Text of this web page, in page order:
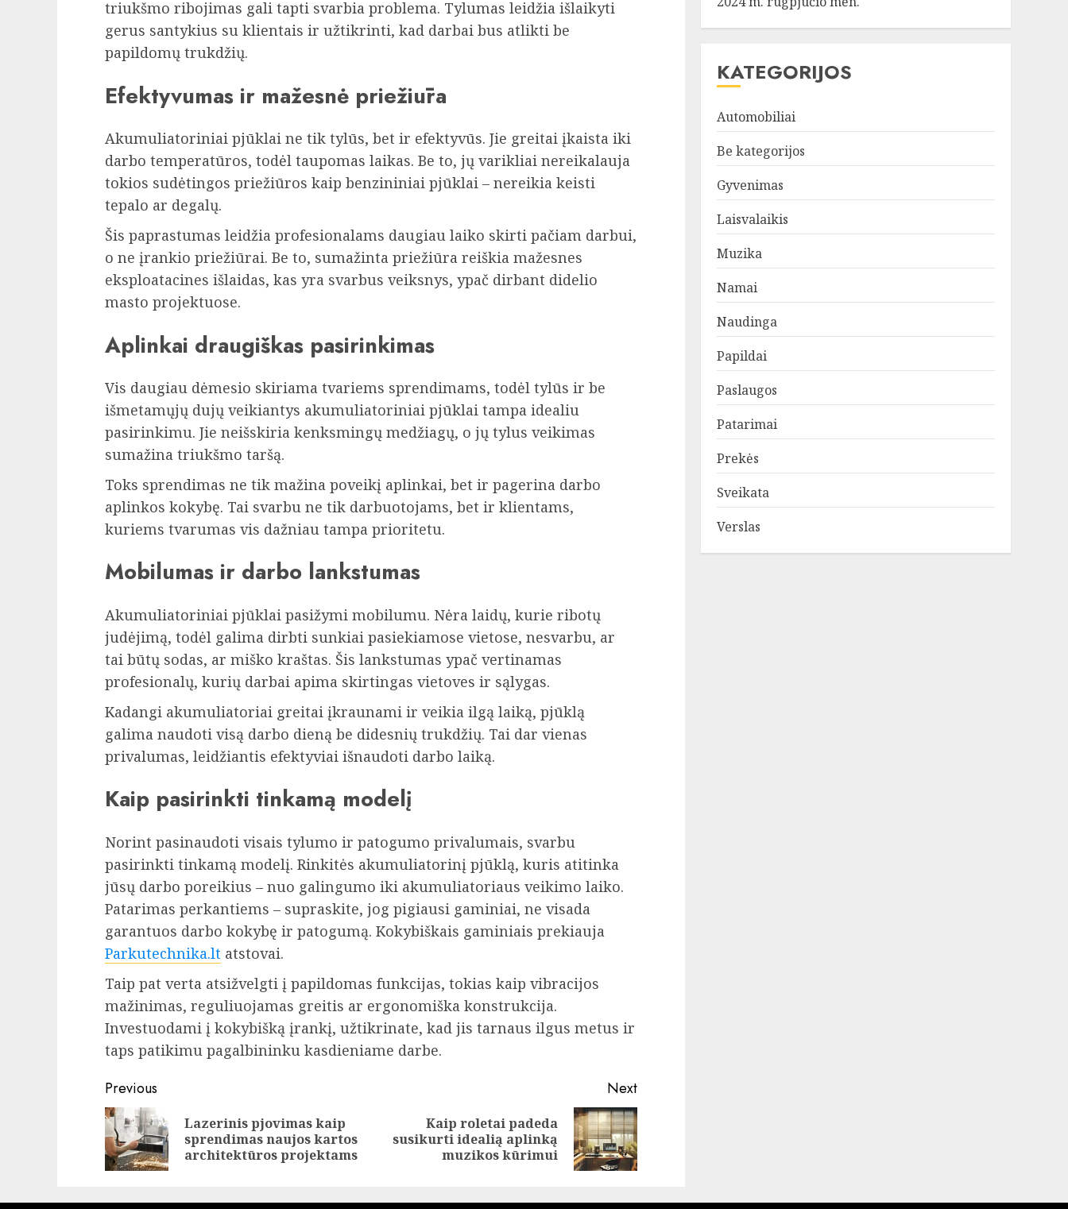
triukšmo ribojimas gali tapti svarbia problema. Tylumas leidžia išlaikyti
gerus santykius su klientais ir užtikrinti, kad darbai bus atlikti be
papildomų trukdžių.
Efektyvumas ir mažesnė priežiūra
Akumuliatoriniai pjūklai ne tik tylūs, bet ir efektyvūs. Jie greitai įkaista iki
darbo temperatūros, todėl taupomas laikas. Be to, jų varikliai nereikalauja
tokios sudėtingos priežiūros kaip benzininiai pjūklai – nereikia keisti
tepalo ar degalų.
Šis paprastumas leidžia profesionalams daugiau laiko skirti pačiam darbui,
o ne įrankio priežiūrai. Be to, sumažinta priežiūra reiškia mažesnes
eksploatacines išlaidas, kas yra svarbus veiksnys, ypač dirbant didelio
masto projektuose.
Aplinkai draugiškas pasirinkimas
Vis daugiau dėmesio skiriama tvariems sprendimams, todėl tylūs ir be
išmetamųjų dujų veikiantys akumuliatoriniai pjūklai tampa idealiu
pasirinkimu. Jie neišskiria kenksmingų medžiagų, o jų tylus veikimas
sumažina triukšmo taršą.
Toks sprendimas ne tik mažina poveikį aplinkai, bet ir pagerina darbo
aplinkos kokybę. Tai svarbu ne tik darbuotojams, bet ir klientams,
kuriems tvarumas vis dažniau tampa prioritetu.
Mobilumas ir darbo lankstumas
Akumuliatoriniai pjūklai pasižymi mobilumu. Nėra laidų, kurie ribotų
judėjimą, todėl galima dirbti sunkiai pasiekiamose vietose, nesvarbu, ar
tai būtų sodas, ar miško kraštas. Šis lankstumas ypač vertinamas
profesionalų, kurių darbai apima skirtingas vietoves ir sąlygas.
Kadangi akumuliatoriai greitai įkraunami ir veikia ilgą laiką, pjūklą
galima naudoti visą darbo dieną be didesnių trukdžių. Tai dar vienas
privalumas, leidžiantis efektyviai išnaudoti darbo laiką.
Kaip pasirinkti tinkamą modelį
Norint pasinaudoti visais tylumo ir patogumo privalumais, svarbu
pasirinkti tinkamą modelį. Rinkitės akumuliatorinį pjūklą, kuris atitinka
jūsų darbo poreikius – nuo galingumo iki akumuliatoriaus veikimo laiko.
Patarimas perkantiems – supraskite, jog pigiausi gaminiai, ne visada
garantuos darbo kokybę ir patogumą. Kokybiškais gaminiais prekiauja
Parkutechnika.lt atstovai.
Taip pat verta atsižvelgti į papildomas funkcijas, tokias kaip vibracijos
mažinimas, reguliuojamas greitis ar ergonomiška konstrukcija.
Investuodami į kokybišką įrankį, užtikrinate, kad jis tarnaus ilgus metus ir
taps patikimu pagalbininku kasdieniame darbe.
Continue
Reading
Previous
Previous
Lazerinis pjovimas kaip
sprendimas naujos kartos
architektūros projektams
Next
Next
Kaip roletai padeda
susikurti idealią aplinką
muzikos kūrimui
KATEGORIJOS
Automobiliai
Be kategorijos
Gyvenimas
Laisvalaikis
Muzika
Namai
Naudinga
Papildai
Paslaugos
Patarimai
Prekės
Sveikata
Verslas